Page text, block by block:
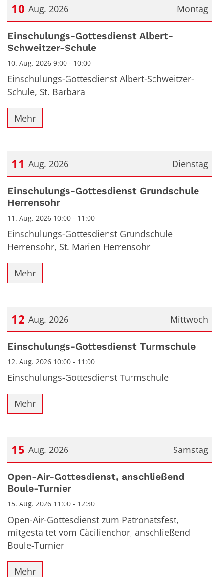
Montag
10 Aug. 2026
Datum: 10. August 2026
Einschulungs-Gottesdienst Albert-
Schweitzer-Schule
10. Aug. 2026 9:00 - 10:00
Einschulungs-Gottesdienst Albert-Schweitzer-
Schule, St. Barbara
Mehr
Dienstag
11 Aug. 2026
Datum: 11. August 2026
Einschulungs-Gottesdienst Grundschule
Herrensohr
11. Aug. 2026 10:00 - 11:00
Einschulungs-Gottesdienst Grundschule
Herrensohr, St. Marien Herrensohr
Mehr
Mittwoch
12 Aug. 2026
Datum: 12. August 2026
Einschulungs-Gottesdienst Turmschule
12. Aug. 2026 10:00 - 11:00
Einschulungs-Gottesdienst Turmschule
Mehr
Samstag
15 Aug. 2026
Datum: 15. August 2026
Open-Air-Gottesdienst, anschließend
Boule-Turnier
15. Aug. 2026 11:00 - 12:30
Open-Air-Gottesdienst zum Patronatsfest,
mitgestaltet vom Cäcilienchor, anschließend
Boule-Turnier
Mehr